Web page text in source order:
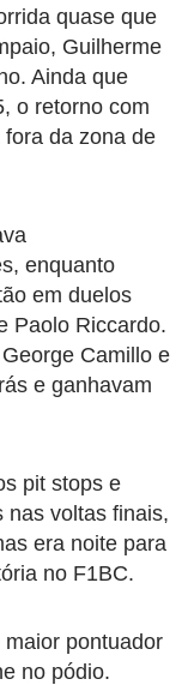
quase que
Guilherme
Ainda que
o retorno com
da zona de
enquanto
em duelos
Paolo Riccardo.
Camillo e
e ganhavam
pit stops e
nas voltas finais,
era noite para
no F1BC.
pontuador
no pódio.